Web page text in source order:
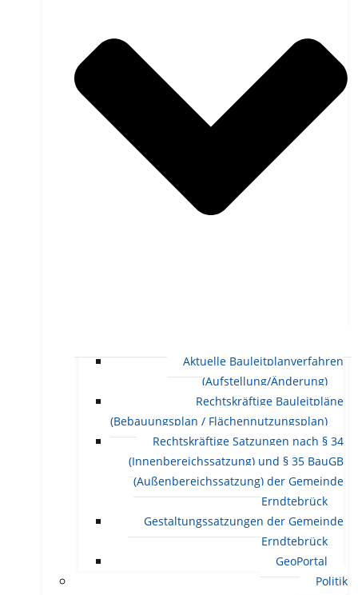
Aktuelle Bauleitplanverfahren
(Aufstellung/Änderung)
Rechtskräftige Bauleitpläne
(Bebauungsplan / Flächennutzungsplan)
Rechtskräftige Satzungen nach § 34
(Innenbereichssatzung) und § 35 BauGB
(Außenbereichssatzung) der Gemeinde
Erndtebrück
Gestaltungssatzungen der Gemeinde
Erndtebrück
GeoPortal
Politik